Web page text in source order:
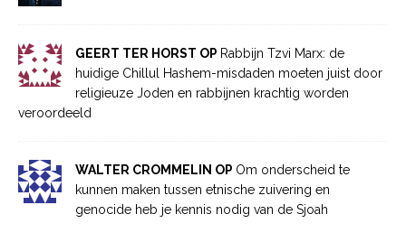
GEERT TER HORST OP Rabbijn Tzvi Marx: de
huidige Chillul Hashem-misdaden moeten juist door
religieuze Joden en rabbijnen krachtig worden
veroordeeld
WALTER CROMMELIN OP Om onderscheid te
kunnen maken tussen etnische zuivering en
genocide heb je kennis nodig van de Sjoah